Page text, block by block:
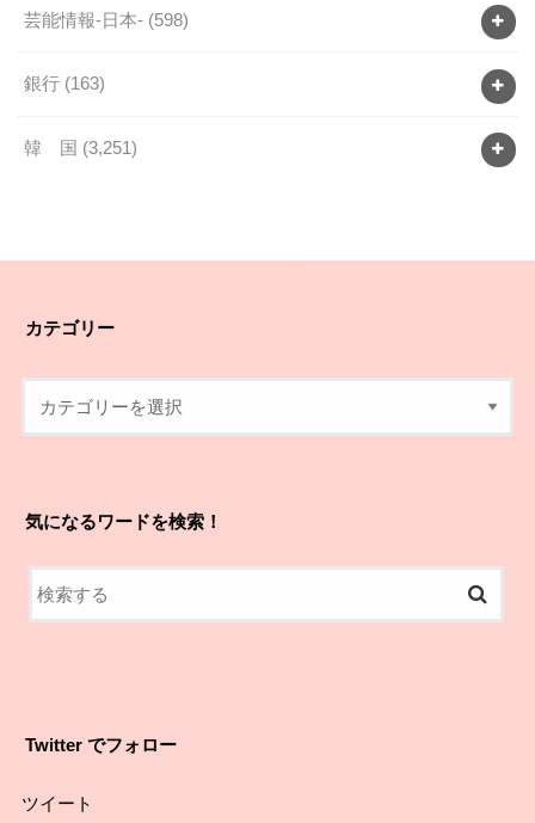
芸能情報-日本- (598)
銀行 (163)
韓 国 (3,251)
カテゴリー
気になるワードを検索！
Twitter でフォロー
ツイート